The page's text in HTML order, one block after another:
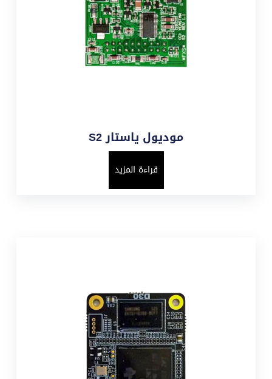
موديول ياستار S2
قراءة المزيد